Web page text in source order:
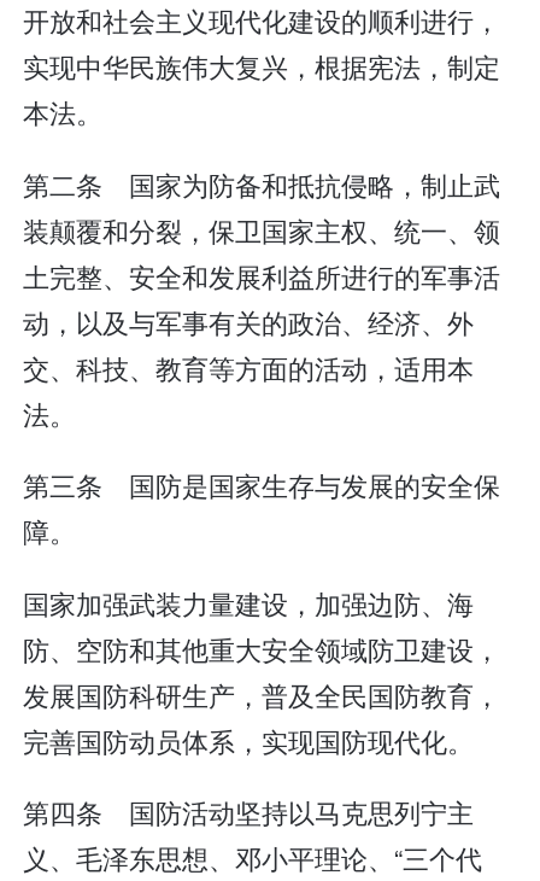
开放和社会主义现代化建设的顺利进行，
实现中华民族伟大复兴，根据宪法，制定
本法。
第二条 国家为防备和抵抗侵略，制止武
装颠覆和分裂，保卫国家主权、统一、领
土完整、安全和发展利益所进行的军事活
动，以及与军事有关的政治、经济、外
交、科技、教育等方面的活动，适用本
法。
第三条 国防是国家生存与发展的安全保
障。
国家加强武装力量建设，加强边防、海
防、空防和其他重大安全领域防卫建设，
发展国防科研生产，普及全民国防教育，
完善国防动员体系，实现国防现代化。
第四条 国防活动坚持以马克思列宁主
义、毛泽东思想、邓小平理论、“三个代